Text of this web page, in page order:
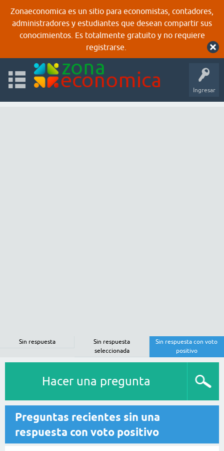
Zonaeconomica es un sitio para economistas, contadores,
administradores y estudiantes que desean compartir sus
conocimientos. Es totalmente gratuito y no requiere
registrarse.
Ingresar
Sin respuesta
Sin respuesta
seleccionada
Sin respuesta con voto
positivo
Hacer una pregunta
Preguntas recientes sin una
respuesta con voto positivo